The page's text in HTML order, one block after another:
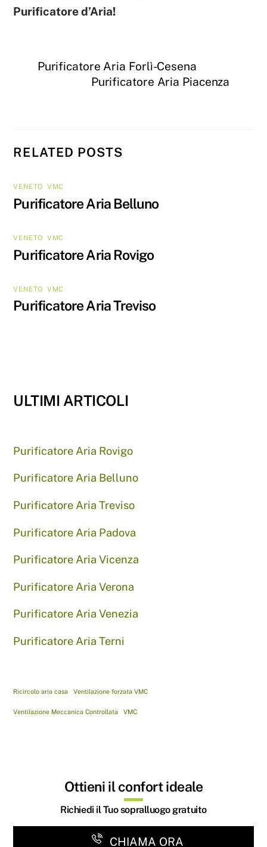
Purificatore d’Aria!
Purificatore Aria Forlì-Cesena
Purificatore Aria Piacenza
RELATED POSTS
VENETO ,VMC
Purificatore Aria Belluno
VENETO ,VMC
Purificatore Aria Rovigo
VENETO ,VMC
Purificatore Aria Treviso
ULTIMI ARTICOLI
Purificatore Aria Rovigo
Purificatore Aria Belluno
Purificatore Aria Treviso
Purificatore Aria Padova
Purificatore Aria Vicenza
Purificatore Aria Verona
Purificatore Aria Venezia
Purificatore Aria Terni
Ricircolo aria casa Ventilazione forzata VMC
Ventilazione Meccanica Controllata VMC
Ottieni il confort ideale
Richiedi il Tuo sopralluogo gratuito
CHIAMA ORA